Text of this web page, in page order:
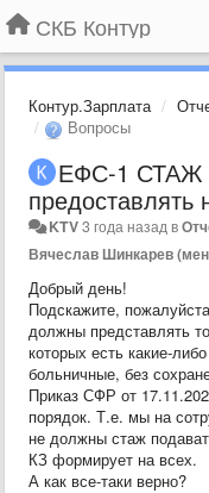
СКБ Контур
Контур.Зарплата
Вопросы
ЕФС-1 СТАЖ
предоставлять
KTV3 года назад в
Вячеслав Шинкарев
Добрый день!
Подскажите,
должны представлять
которых есть какие-
больничные, без
Приказ СФР от
порядок. Т.е. мы на
не должны стаж
КЗ формирует на всех.
А как все-таки верно?